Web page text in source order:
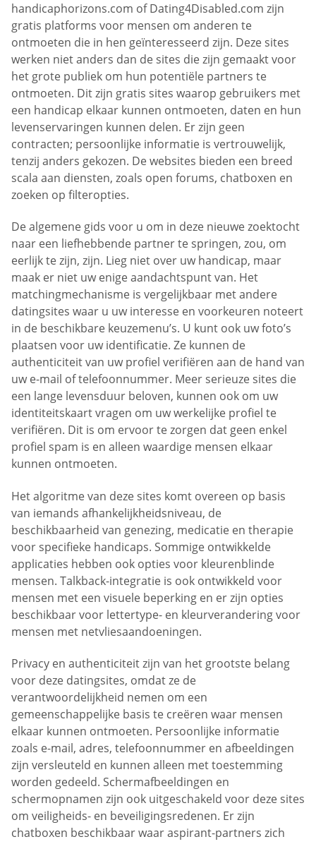
handicaphorizons.com of Dating4Disabled.com zijn
gratis platforms voor mensen om anderen te
ontmoeten die in hen geïnteresseerd zijn. Deze sites
werken niet anders dan de sites die zijn gemaakt voor
het grote publiek om hun potentiële partners te
ontmoeten. Dit zijn gratis sites waarop gebruikers met
een handicap elkaar kunnen ontmoeten, daten en hun
levenservaringen kunnen delen. Er zijn geen
contracten; persoonlijke informatie is vertrouwelijk,
tenzij anders gekozen. De websites bieden een breed
scala aan diensten, zoals open forums, chatboxen en
zoeken op filteropties.
De algemene gids voor u om in deze nieuwe zoektocht
naar een liefhebbende partner te springen, zou, om
eerlijk te zijn, zijn. Lieg niet over uw handicap, maar
maak er niet uw enige aandachtspunt van. Het
matchingmechanisme is vergelijkbaar met andere
datingsites waar u uw interesse en voorkeuren noteert
in de beschikbare keuzemenu’s. U kunt ook uw foto’s
plaatsen voor uw identificatie. Ze kunnen de
authenticiteit van uw profiel verifiëren aan de hand van
uw e-mail of telefoonnummer. Meer serieuze sites die
een lange levensduur beloven, kunnen ook om uw
identiteitskaart vragen om uw werkelijke profiel te
verifiëren. Dit is om ervoor te zorgen dat geen enkel
profiel spam is en alleen waardige mensen elkaar
kunnen ontmoeten.
Het algoritme van deze sites komt overeen op basis
van iemands afhankelijkheidsniveau, de
beschikbaarheid van genezing, medicatie en therapie
voor specifieke handicaps. Sommige ontwikkelde
applicaties hebben ook opties voor kleurenblinde
mensen. Talkback-integratie is ook ontwikkeld voor
mensen met een visuele beperking en er zijn opties
beschikbaar voor lettertype- en kleurverandering voor
mensen met netvliesaandoeningen.
Privacy en authenticiteit zijn van het grootste belang
voor deze datingsites, omdat ze de
verantwoordelijkheid nemen om een
gemeenschappelijke basis te creëren waar mensen
elkaar kunnen ontmoeten. Persoonlijke informatie
zoals e-mail, adres, telefoonnummer en afbeeldingen
zijn versleuteld en kunnen alleen met toestemming
worden gedeeld. Schermafbeeldingen en
schermopnamen zijn ook uitgeschakeld voor deze sites
om veiligheids- en beveiligingsredenen. Er zijn
chatboxen beschikbaar waar aspirant-partners zich